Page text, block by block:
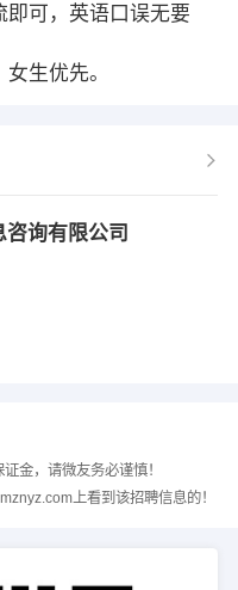
可，英语口误无要
生优先。
询有限公司
金，请微友务必谨慎！
上看到该招聘信息的！